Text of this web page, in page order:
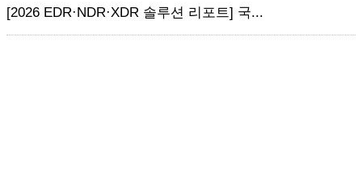
[2026 EDR·NDR·XDR 솔루션 리포트] 국...